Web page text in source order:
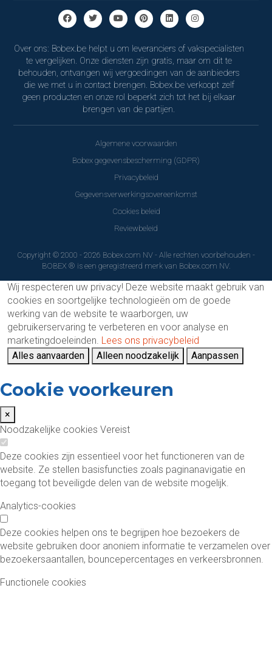
Over ons: Bobex.be helpt u om leveranciers of vakspecialisten
te vergelijken. Onze diensten zijn gratis, maar om dit te
behouden, ontvangen wij vergoedingen van de aanbieders
die we met u in contact brengen. Bobex.be verkoopt zelf
geen producten en onze rol beperkt zich tot het bij elkaar
brengen van de partijen.
Algemene voorwaarden
Bobex gegevensbescherming (GDPR)
Privacybeleid
Gegevensverwerkingsovereenkomst
Cookies beleid
Reviewbeleid
Copyright © 2000 - 2026 Bobex.com NV - Alle rechten voorbehouden -
BOBEX ® is een geregistreerd merk van Bobex.com NV.
Wij respecteren uw privacy! Deze website maakt gebruik van
cookies en soortgelijke technologieën om de goede
werking van de website te waarborgen, uw
gebruikerservaring te verbeteren en voor analyse en
marketingdoeleinden. Lees ons privacybeleid
Alles aanvaarden
Alleen noodzakelijk Aanpassen
Cookie voorkeuren
×
Noodzakelijke cookies Vereist
Deze cookies zijn essentieel voor het functioneren van de
website. Ze stellen basisfuncties zoals paginanavigatie en
toegang tot beveiligde delen van de website mogelijk.
Analytics-cookies
Deze cookies helpen ons te begrijpen hoe bezoekers de
website gebruiken door anoniem informatie te verzamelen over
bezoekersaantallen, bouncepercentages en verkeersbronnen.
Functionele cookies